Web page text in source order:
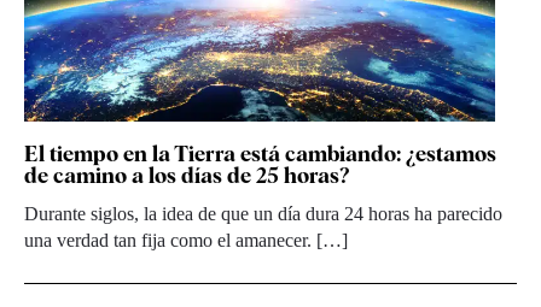
El tiempo en la Tierra está cambiando: ¿estamos
de camino a los días de 25 horas?
Durante siglos, la idea de que un día dura 24 horas ha parecido
una verdad tan fija como el amanecer. […]